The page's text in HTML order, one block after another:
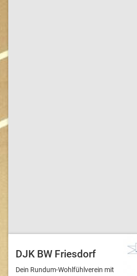
DJK BW Friesdorf
Dein Rundum-Wohlfühlverein mit